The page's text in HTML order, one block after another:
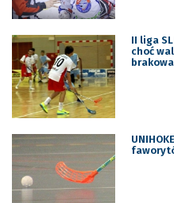
II liga
choć